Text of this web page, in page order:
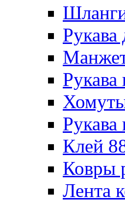
Клей
Ковры
Лента